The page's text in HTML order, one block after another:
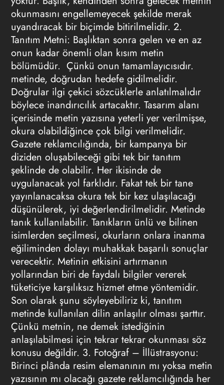
okunmasını engellemeyecek şekilde merak
uyandıracak bir biçimde bitirilmelidir. 2.
Tanıtım Metni: Başlıktan sonra gelen ve en az
onun kadar önemli olan kısım metin
bölümüdür. Çünkü onun tamamlayıcısıdır.
metinde, doğrudan hedefe gidilmelidir.
Doğrular ilgi çekici sözcüklerle anlatılmalıdır
böylece inandırıcılık artacaktır. Tasarım alanı
içerisinde metin yazısına yeterli yer verilmişse,
okura olabildiğince çok bilgi verilmelidir.
Gazete reklamcılığında, bir kampanya bir
diziden oluşabileceği gibi tek bir tanıtım
şeklinde de olabilir. Her ikisinde de
uygulanacak yol farklıdır. Fakat tek bir tane
yayınlanacaksa okura tek bir kez ulaşılacağı
düşünülerek, iyi değerlendirilmelidir. Metinde
tanık kullanılabilir. Tanıkların ünlü ve bilinen
isimlerden seçilmesi, okurların onlara inanma
eğiliminden dolayı muhakkak başarılı sonuçlar
verecektir. Metinin etkisini artırmanın
yollarından biri de faydalı bilgiler vererek
tüketiciye karşılıksız hizmet etme yöntemidir.
Son olarak şunu söyleyebiliriz ki, tanıtım
metinde kullanılan dilin anlaşılır olması şarttır.
Çünkü metnin, ne demek istediğinin
anlaşılabilmesi için tekrar tekrar okunması söz
konusu değildir. 3. Fotoğraf – İllüstrasyonu:
Birinci plânda resim elemanının mı yoksa metin
yazısının mı olacağı gazete reklamcılığında her